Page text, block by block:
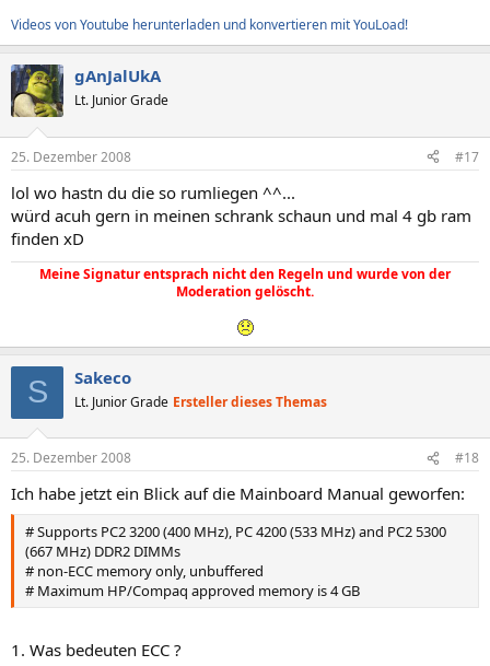
[ Speichermodule / A0 ]
Arbeitsspeicher Eigenschaften:
Sockelbezeichnung A0
Installierte Größe Nicht installiert
Aktivierte Größe Nicht installiert
Arbeitsspeicher Eigenschaften:
Sockelbezeichnung A1
Installierte Größe Nicht installiert
Aktivierte Größe Nicht installiert
Sockelbezeichnung A2
Installierte Größe 2048 MB
Aktivierte Größe 2048 MB
[ Speichermodule / A3 ]
Arbeitsspeicher Eigenschaften:
Sockelbezeichnung A3
Installierte Größe 2048 MB
Aktivierte Größe 2048 MB
[ Speichergeräte / A0 ]
Bauform (Form Factor) DIMM
Videos von Youtube herunterladen und konvertieren mit YouLoad!
gAnJalUkA
Lt. Junior Grade
25. Dezember 2008 #17
lol wo hastn du die so rumliegen ^^...
würd acuh gern in meinen schrank schaun und mal 4 gb ram
finden xD
Meine Signatur entsprach nicht den Regeln und wurde von der
Moderation gelöscht.
S Sakeco
Lt. Junior Grade Ersteller dieses Themas
25. Dezember 2008 #18
Ich habe jetzt ein Blick auf die Mainboard Manual geworfen:
# Supports PC2 3200 (400 MHz), PC 4200 (533 MHz) and PC2 5300
(667 MHz) DDR2 DIMMs
# non-ECC memory only, unbuffered
# Maximum HP/Compaq approved memory is 4 GB
1. Was bedeuten ECC ?